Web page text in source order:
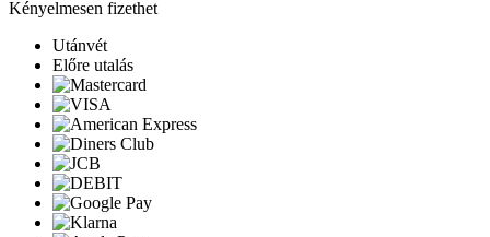
Kényelmesen fizethet
Utánvét
Előre utalás